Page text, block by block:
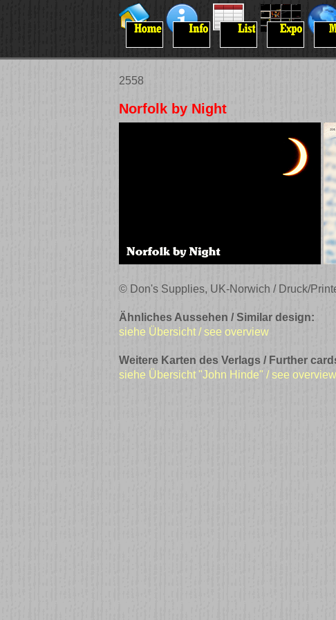
2558
Norfolk by Night
© Don's Supplies, UK-Norwich / Druck/
Ähnliches Aussehen / Similar design:
siehe Übersicht / see overview
Weitere Karten des Verlags / Further
siehe Übersicht "John Hinde" / see